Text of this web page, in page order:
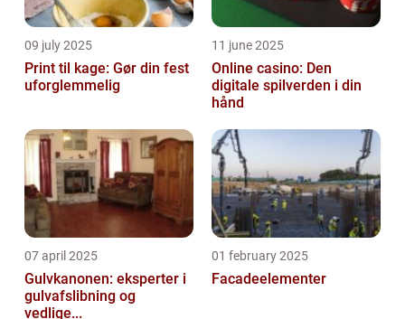
09 july 2025
Print til kage: Gør din fest
uforglemmelig
11 june 2025
Online casino: Den
digitale spilverden i din
hånd
07 april 2025
Gulvkanonen: eksperter i
gulvafslibning og
vedlige...
01 february 2025
Facadeelementer